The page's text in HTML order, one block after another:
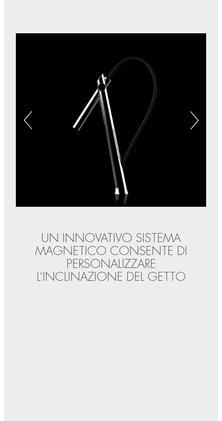
UN INNOVATIVO SISTEMA
MAGNETICO CONSENTE DI
PERSONALIZZARE
L’INCLINAZIONE DEL GETTO